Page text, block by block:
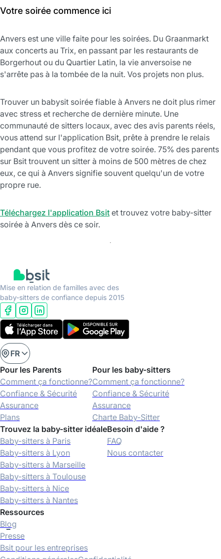
Votre soirée commence ici
Anvers est une ville faite pour les soirées. Du Graanmarkt
aux concerts au Trix, en passant par les restaurants de
Borgerhout ou du Quartier Latin, la vie anversoise ne
s'arrête pas à la tombée de la nuit. Vos projets non plus.
Trouver un babysit soirée fiable à Anvers ne doit plus rimer
avec stress et recherche de dernière minute. Une
communauté de sitters locaux, avec des avis parents réels,
vous attend sur l'application Bsit, prête à prendre le relais
pendant que vous profitez de votre soirée. 75% des parents
sur Bsit trouvent un sitter à moins de 500 mètres de chez
eux, ce qui à Anvers signifie souvent quelqu'un de votre
propre rue.
Téléchargez l'application Bsit et trouvez votre baby-sitter
soirée à Anvers dès ce soir.
Mise en relation de familles avec des
baby-sitters de confiance depuis 2015
FR
Pour les Parents
Comment ça fonctionne?
Confiance & Sécurité
Assurance
Plans
Pour les baby-sitters
Comment ça fonctionne?
Confiance & Sécurité
Assurance
Charte Baby-Sitter
Trouvez la baby-sitter idéale
Baby-sitters à Paris
Baby-sitters à Lyon
Baby-sitters à Marseille
Baby-sitters à Toulouse
Baby-sitters à Nice
Baby-sitters à Nantes
Besoin d'aide ?
FAQ
Nous contacter
Ressources
Blog
Presse
Bsit pour les entreprises